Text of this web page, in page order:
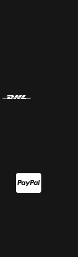

